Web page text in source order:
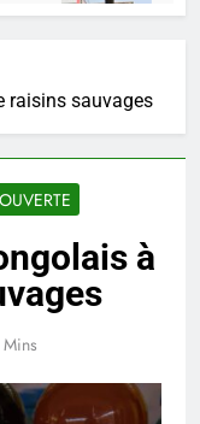
raisins sauvages
à